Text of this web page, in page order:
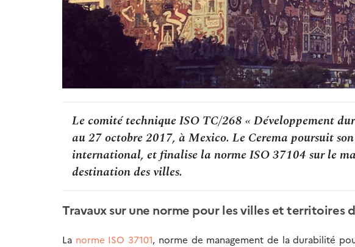
Le comité technique ISO TC/268 « Développement
au 27 octobre 2017, à Mexico. Le Cerema poursuit
international, et finalise la norme ISO 37104 sur le
destination des villes.
Travaux sur une norme pour les villes et territoires
La norme ISO 37101, norme de management de la durabilité